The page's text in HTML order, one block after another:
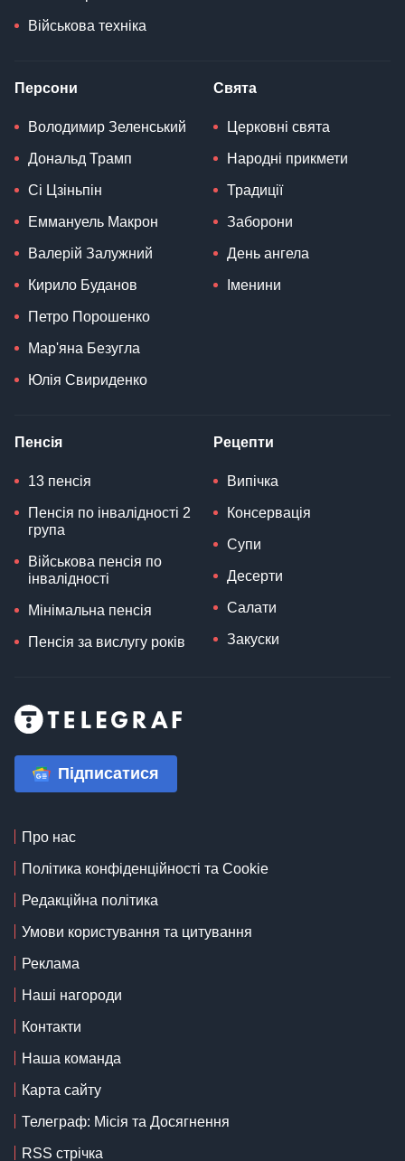
Військова техніка
Персони
Володимир Зеленський
Дональд Трамп
Сі Цзіньпін
Еммануель Макрон
Валерій Залужний
Кирило Буданов
Петро Порошенко
Мар'яна Безугла
Юлія Свириденко
Свята
Церковні свята
Народні прикмети
Традиції
Заборони
День ангела
Іменини
Пенсія
13 пенсія
Пенсія по інвалідності 2
група
Військова пенсія по
інвалідності
Мінімальна пенсія
Пенсія за вислугу років
Рецепти
Випічка
Консервація
Супи
Десерти
Салати
Закуски
Підписатися
Про нас
Політика конфіденційності та Cookie
Редакційна політика
Умови користування та цитування
Реклама
Наші нагороди
Контакти
Наша команда
Карта сайту
Телеграф: Місія та Досягнення
RSS стрічка